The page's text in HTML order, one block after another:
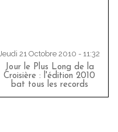
Jeudi 21 Octobre 2010 - 11:32
Jour le Plus Long de la
Croisière : l'édition 2010
bat tous les records